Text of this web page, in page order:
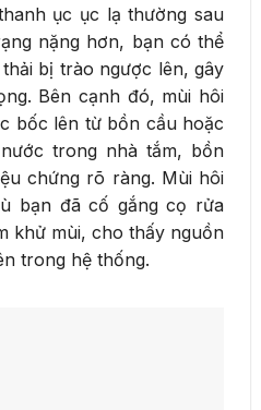
ục ục lạ thường sau
nặng hơn, bạn có thể
bị trào ngược lên, gây
Bên cạnh đó, mùi hôi
bốc lên từ bồn cầu hoặc
trong nhà tắm, bồn
chứng rõ ràng. Mùi hôi
bạn đã cố gắng cọ rửa
khử mùi, cho thấy nguồn
trong hệ thống.